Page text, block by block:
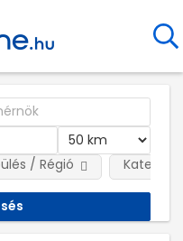
/ Régió